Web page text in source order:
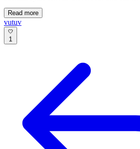
Read more
vutuv
1